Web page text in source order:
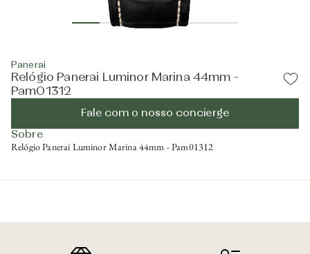
Panerai
Relógio Panerai Luminor Marina 44mm -
Pam01312
Fale com o nosso concierge
Sobre
Relógio Panerai Luminor Marina 44mm - Pam01312